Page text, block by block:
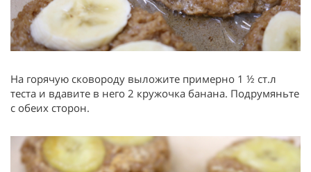
На горячую сковороду выложите примерно 1 ½ ст.л
теста и вдавите в него 2 кружочка банана. Подрумяньте
с обеих сторон.